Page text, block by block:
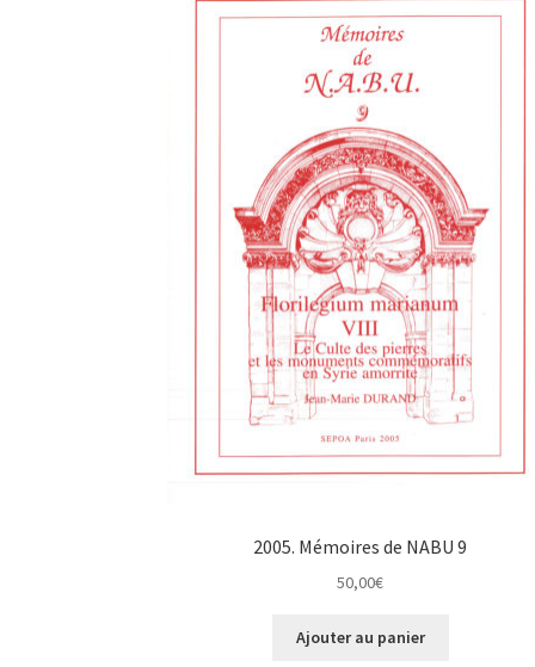
2005. Mémoires de NABU 9
50,00€
Ajouter au panier